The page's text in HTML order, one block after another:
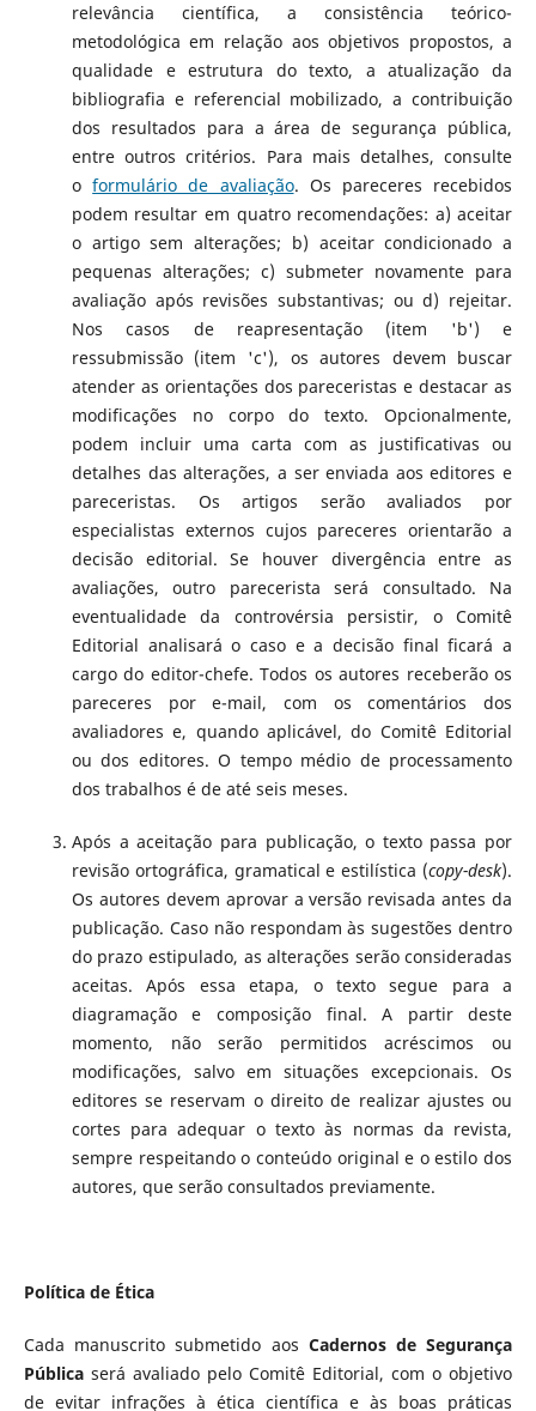
relevância científica, a consistência teórico-
metodológica em relação aos objetivos propostos, a
qualidade e estrutura do texto, a atualização da
bibliografia e referencial mobilizado, a contribuição
dos resultados para a área de segurança pública,
entre outros critérios. Para mais detalhes, consulte
oformulário de avaliação. Os pareceres recebidos
podem resultar em quatro recomendações: a) aceitar
o artigo sem alterações; b) aceitar condicionado a
pequenas alterações; c) submeter novamente para
avaliação após revisões substantivas; ou d) rejeitar.
Nos casos de reapresentação (item 'b') e
ressubmissão (item 'c'), os autores devem buscar
atender as orientações dos pareceristas e destacar as
modificações no corpo do texto. Opcionalmente,
podem incluir uma carta com as justificativas ou
detalhes das alterações, a ser enviada aos editores e
pareceristas. Os artigos serão avaliados por
especialistas externos cujos pareceres orientarão a
decisão editorial. Se houver divergência entre as
avaliações, outro parecerista será consultado. Na
eventualidade da controvérsia persistir, o Comitê
Editorial analisará o caso e a decisão final ficará a
cargo do editor-chefe. Todos os autores receberão os
pareceres por e-mail, com os comentários dos
avaliadores e, quando aplicável, do Comitê Editorial
ou dos editores. O tempo médio de processamento
dos trabalhos é de até seis meses.
Após a aceitação para publicação, o texto passa por
revisão ortográfica, gramatical e estilística (copy-desk).
Os autores devem aprovar a versão revisada antes da
publicação. Caso não respondam às sugestões dentro
do prazo estipulado, as alterações serão consideradas
aceitas. Após essa etapa, o texto segue para a
diagramação e composição final. A partir deste
momento, não serão permitidos acréscimos ou
modificações, salvo em situações excepcionais. Os
editores se reservam o direito de realizar ajustes ou
cortes para adequar o texto às normas da revista,
sempre respeitando o conteúdo original e o estilo dos
autores, que serão consultados previamente.
Política de Ética
Cada manuscrito submetido aos Cadernos de Segurança
Públicaserá avaliado pelo Comitê Editorial, com o objetivo
de evitar infrações à ética científica e às boas práticas